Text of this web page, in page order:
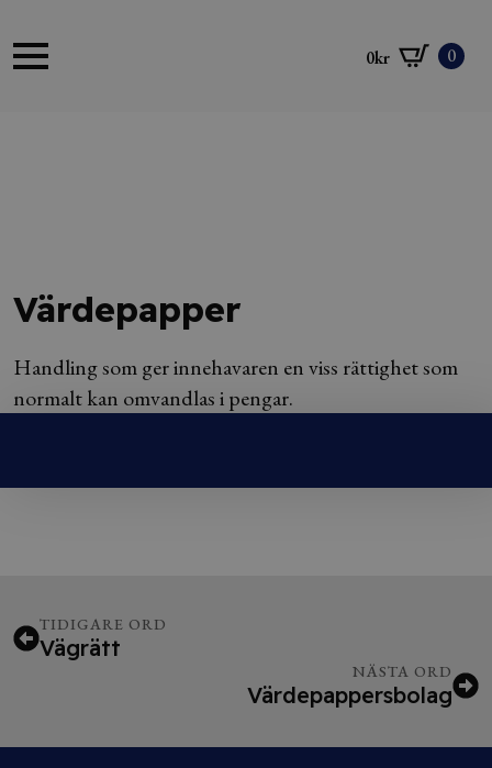
0kr 0
Värdepapper
Handling som ger innehavaren en viss rättighet som
normalt kan omvandlas i pengar.
TIDIGARE ORD
Vägrätt
NÄSTA ORD
Värdepappersbolag